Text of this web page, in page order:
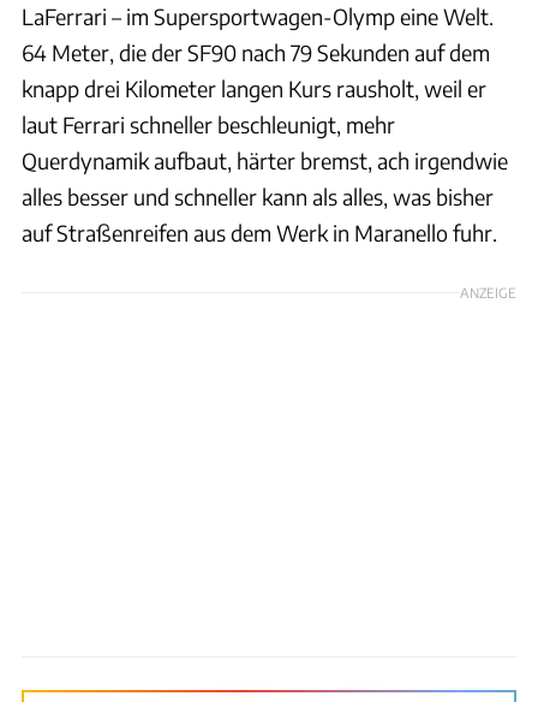
LaFerrari – im Supersportwagen-Olymp eine Welt.
64 Meter, die der SF90 nach 79 Sekunden auf dem
knapp drei Kilometer langen Kurs rausholt, weil er
laut Ferrari schneller beschleunigt, mehr
Querdynamik aufbaut, härter bremst, ach irgendwie
alles besser und schneller kann als alles, was bisher
auf Straßenreifen aus dem Werk in Maranello fuhr.
ANZEIGE